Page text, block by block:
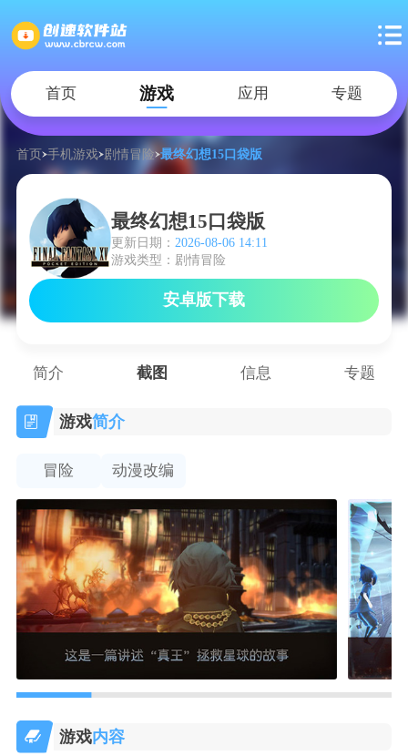
首页 游戏 应用 专题
首页 手机游戏 剧情冒险 最终幻想15口袋版
最终幻想15口袋版
更新日期： 2026-08-06 14:11
游戏类型：剧情冒险
安卓版下载
简介 截图 信息 专题
游戏简介
冒险 动漫改编
游戏内容